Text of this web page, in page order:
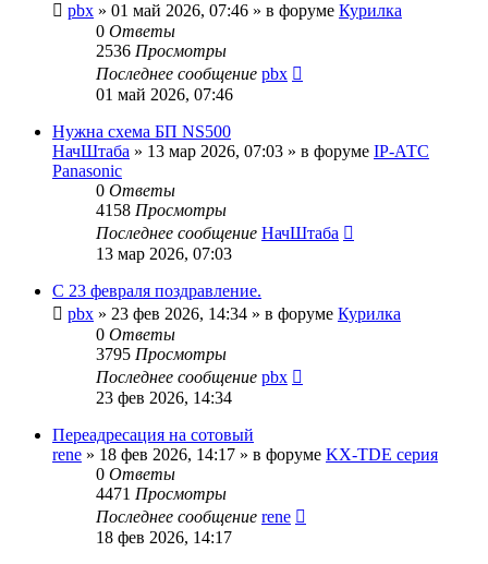
pbx » 01 май 2026, 07:46 » в форуме Курилка
0 Ответы
2536 Просмотры
Последнее сообщение pbx
01 май 2026, 07:46
Нужна схема БП NS500
НачШтаба » 13 мар 2026, 07:03 » в форуме IP-АТС
Panasonic
0 Ответы
4158 Просмотры
Последнее сообщение НачШтаба
13 мар 2026, 07:03
С 23 февраля поздравление.
pbx » 23 фев 2026, 14:34 » в форуме Курилка
0 Ответы
3795 Просмотры
Последнее сообщение pbx
23 фев 2026, 14:34
Переадресация на сотовый
rene » 18 фев 2026, 14:17 » в форуме KX-TDE серия
0 Ответы
4471 Просмотры
Последнее сообщение rene
18 фев 2026, 14:17